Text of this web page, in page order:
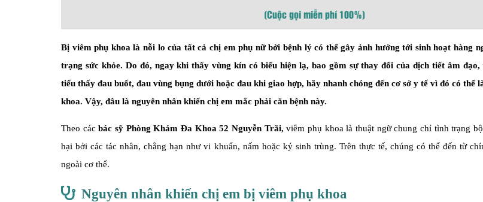
(Cuộc gọi miễn phí 100%)
Bị viêm phụ khoa là nỗi lo của tất cả chị em phụ nữ bởi bệnh lý có thể gây ảnh hưởng tới sinh hoạt hàng
trạng sức khỏe. Do đó, ngay khi thấy vùng kín có biểu hiện lạ, bao gồm sự thay đổi của dịch tiết âm
tiểu thấy đau buốt, đau vùng bụng dưới hoặc đau khi giao hợp, hãy nhanh chóng đến cơ sở y tế vì đó có thể
khoa. Vậy, đâu là nguyên nhân khiến chị em mắc phải căn bệnh này.
Theo các bác sỹ Phòng Khám Đa Khoa 52 Nguyễn Trãi, viêm phụ khoa là thuật ngữ chung chỉ tình trạng
hại bởi các tác nhân, chẳng hạn như vi khuẩn, nấm hoặc ký sinh trùng. Trên thực tế, chúng có thể đến từ
ngoài cơ thể.
Nguyên nhân khiến chị em bị viêm phụ khoa